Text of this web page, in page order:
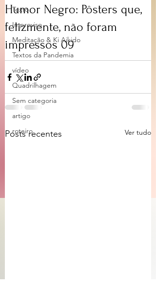
Texto
Improviso
Meditação & Ki Aikido
Textos da Pandemia
vídeo
Quadrilhagem
Sem categoria
artigo
roteiro
Humor Negro: Pôsters que,
felizmente, não foram
impressos 09
Posts recentes Ver tudo